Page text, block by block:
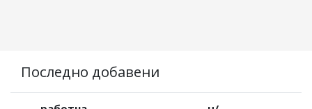
Последно добавени